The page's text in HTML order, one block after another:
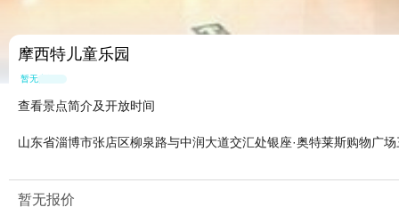
摩西特儿童乐园
暂无点评
查看景点简介及开放时间
山东省淄博市张店区柳泉路与中润大道交汇处银座·奥特莱斯购物广
暂无报价